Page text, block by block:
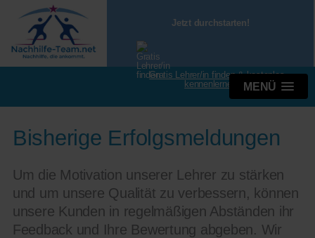
Jetzt durchstarten!
Gratis Lehrer/in finden & kostenlos
kennenlernen
MENÜ
Bisherige Erfolgsmeldungen
Um die Motivation unserer Lehrer zu stärken
und um unsere Qualität zu verbessern, können
unsere Kunden in regelmäßigen Abständen ihr
Feedback und Ihre Bewertung abgeben. Wir